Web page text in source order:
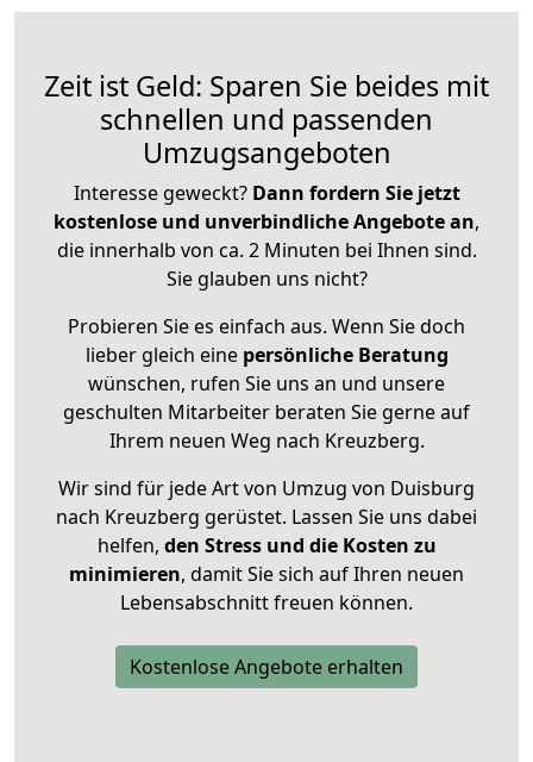
Zeit ist Geld: Sparen Sie beides mit
schnellen und passenden
Umzugsangeboten
Interesse geweckt? Dann fordern Sie jetzt
kostenlose und unverbindliche Angebote an,
die innerhalb von ca. 2 Minuten bei Ihnen sind.
Sie glauben uns nicht?
Probieren Sie es einfach aus. Wenn Sie doch
lieber gleich eine persönliche Beratung
wünschen, rufen Sie uns an und unsere
geschulten Mitarbeiter beraten Sie gerne auf
Ihrem neuen Weg nach Kreuzberg.
Wir sind für jede Art von Umzug von Duisburg
nach Kreuzberg gerüstet. Lassen Sie uns dabei
helfen, den Stress und die Kosten zu
minimieren, damit Sie sich auf Ihren neuen
Lebensabschnitt freuen können.
Kostenlose Angebote erhalten